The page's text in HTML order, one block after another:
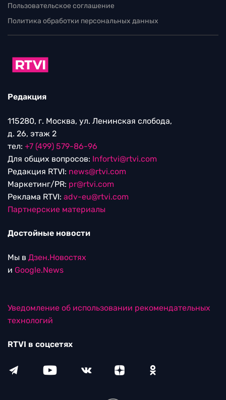
Пользовательское соглашение
Политика обработки персональных данных
Редакция
115280, г. Москва, ул. Ленинская слобода,
д. 26, этаж 2
тел: +7 (499) 579-86-96
Для общих вопросов: Infortvi@rtvi.com
Редакция RTVI: news@rtvi.com
Маркетинг/PR: pr@rtvi.com
Реклама RTVI: adv-eu@rtvi.com
Партнерские материалы
Достойные новости
Мы в Дзен.Новостях
и Google.News
Уведомление об использовании рекомендательных
технологий
RTVI в соцсетях